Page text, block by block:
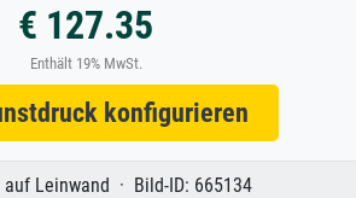
€ 127.35
Enthält 19% MwSt.
konfigurieren
Leinwand · Bild-ID: 665134